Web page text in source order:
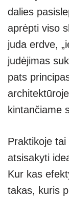
dalies
aprėpti viso
juda erdve,
judėjimas
pats
kintančiame
Praktikoje
atsisakyti
Kur kas
takas, kuris